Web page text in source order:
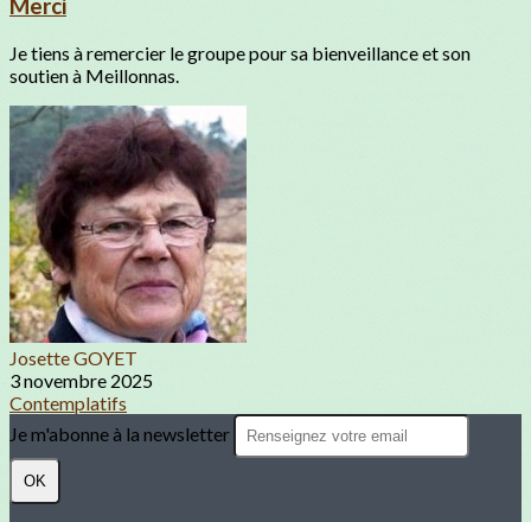
Merci
Je tiens à remercier le groupe pour sa bienveillance et son
soutien à Meillonnas.
Josette GOYET
3 novembre 2025
Contemplatifs
Je m'abonne à la newsletter
OK